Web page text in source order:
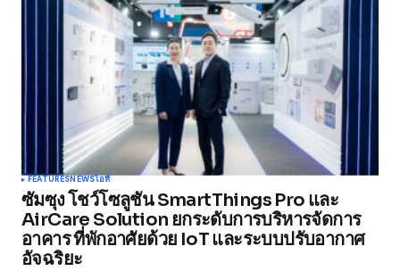
FEATURESNEWSไอที
ซัมซุง โชว์โซลูชัน SmartThings Pro และ
AirCare Solution ยกระดับการบริหารจัดการ
อาคาร ที่พักอาศัยด้วย IoT และระบบปรับอากาศ
อัจฉริยะ